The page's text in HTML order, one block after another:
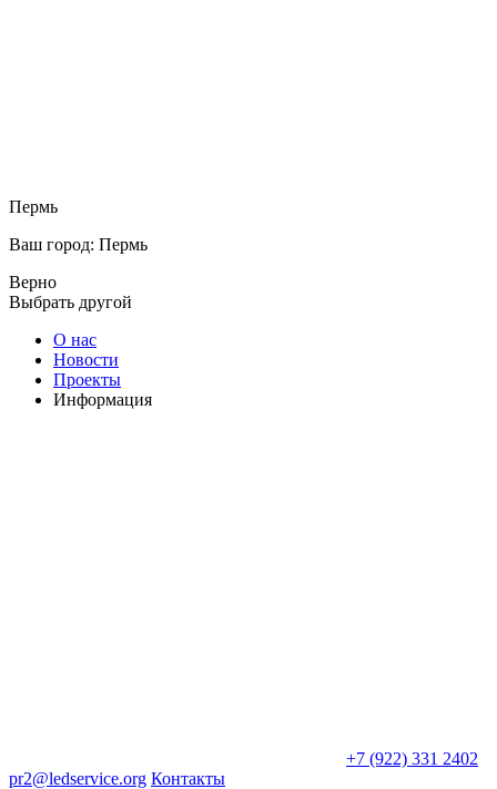
Пермь
Ваш город: Пермь
Верно
Выбрать другой
О нас
Новости
Проекты
Информация
+7 (922) 331 2402
pr2@ledservice.org Контакты